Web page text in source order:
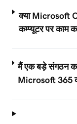
क्या Microsoft
कम्प्यूटर पर काम
मैं एक बड़े संगठन
Microsoft 365